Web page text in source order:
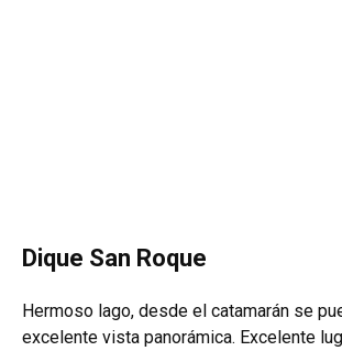
Dique San Roque
Hermoso lago, desde el catamarán se
excelente vista panorámica. Excelente